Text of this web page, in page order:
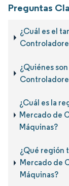
Preguntas
¿Cuál es el
¿Quiénes
¿Cuál es la
Mercado de
Máquinas?
¿Qué región
Mercado de
Máquinas?